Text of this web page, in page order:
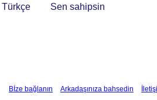
Türkçe
Sen sahipsin
Bİze bağlanın Arkadaşınıza bahsedin